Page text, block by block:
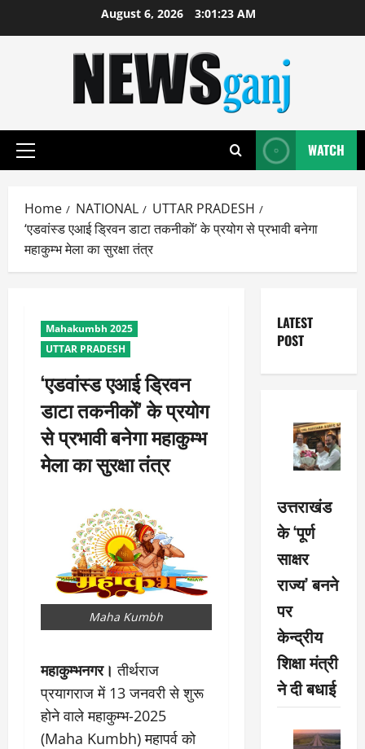
August 6, 2026 3:01:24 AM
Primary
WATCH
Home NATIONAL
UTTAR PRADESH
‘एडवांस्ड एआई ड्रिवन डाटा तकनीकों’ के प्रयोग से प्रभावी बनेगा
महाकुम्भ मेला का सुरक्षा तंत्र
Mahakumbh 2025
UTTAR PRADESH
‘एडवांस्ड एआई ड्रिवन
डाटा तकनीकों’ के प्रयोग
से प्रभावी बनेगा महाकुम्भ
मेला का सुरक्षा तंत्र
Maha Kumbh
महाकुम्भनगर। तीर्थराज
प्रयागराज में 13 जनवरी से शुरू
होने वाले महाकुम्भ-2025
(Maha Kumbh) महापर्व को
LATEST
POST
उत्तराखंड
के ‘पूर्ण
साक्षर
राज्य’ बनने
पर
केन्द्रीय
शिक्षा मंत्री
ने दी बधाई